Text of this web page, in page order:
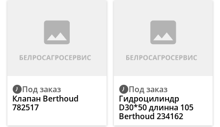
Под заказ
Клапан Berthoud
782517
Под заказ
Гидроцилиндр
D30*50 длинна 105
Berthoud 234162